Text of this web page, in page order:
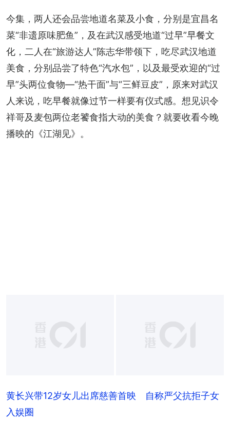
今集，两人还会品尝地道名菜及小食，分别是宜昌名
菜“非遗原味肥鱼”，及在武汉感受地道“过早”早餐文
化，二人在“旅游达人”陈志华带领下，吃尽武汉地道
美食，分别品尝了特色“汽水包”，以及最受欢迎的“过
早”头两位食物—“热干面”与“三鲜豆皮”，原来对武汉
人来说，吃早餐就像过节一样要有仪式感。想见识令
祥哥及麦包两位老饕食指大动的美食？就要收看今晚
播映的《江湖见》。
黄长兴带12岁女儿出席慈善首映 自称严父抗拒子女
入娱圈